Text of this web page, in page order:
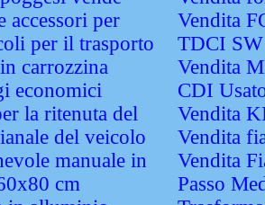
accessori per
per il trasporto
carrozzina
economici
la ritenuta del
del veicolo
manuale in
cm
Vendita
TDCI
Vendita
CDI
Vendita
Vendita
Vendita
Passo